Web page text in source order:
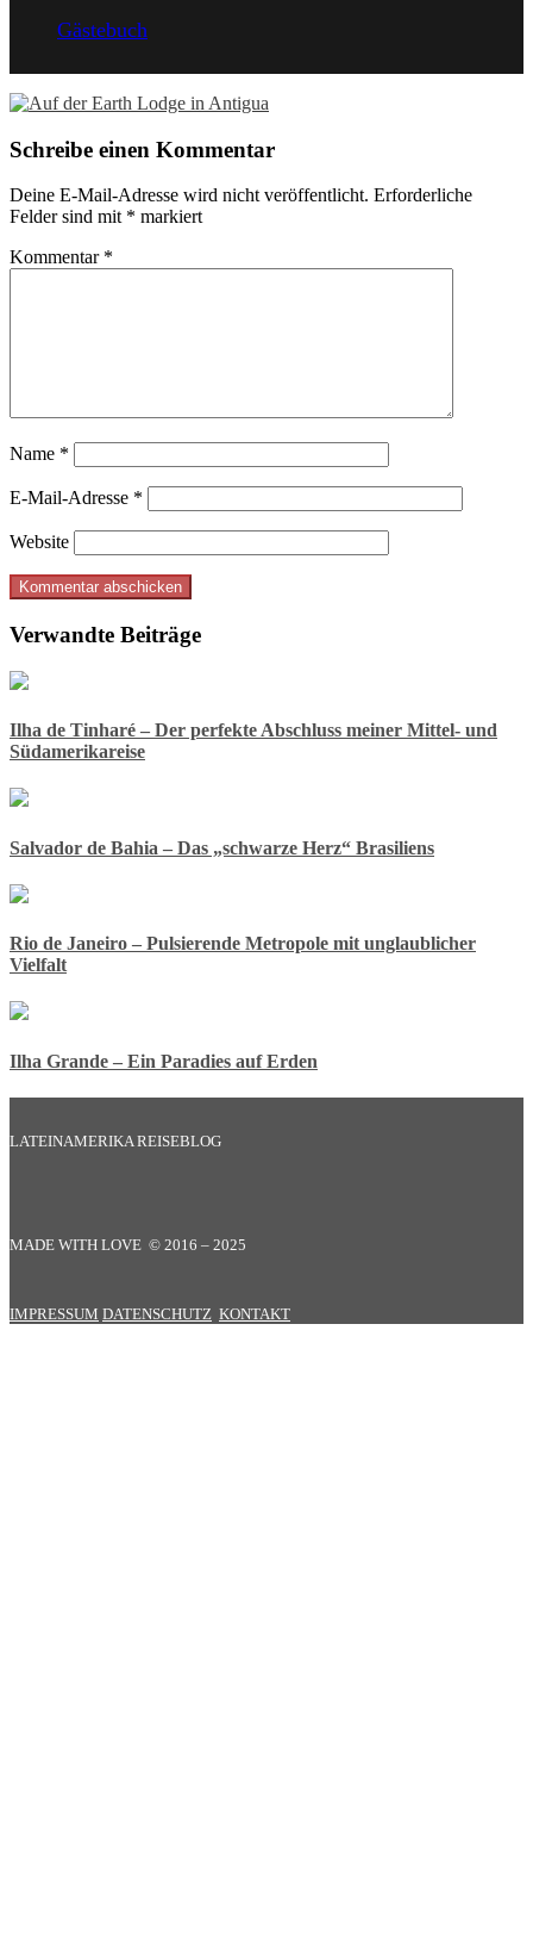
Gästebuch
Schreibe einen Kommentar
Deine E-Mail-Adresse wird nicht veröffentlicht. Erforderliche
Felder sind mit * markiert
Kommentar *
Name *
E-Mail-Adresse *
Website
Verwandte Beiträge
Ilha de Tinharé – Der perfekte Abschluss meiner Mittel- und
Südamerikareise
Salvador de Bahia – Das „schwarze Herz“ Brasiliens
Rio de Janeiro – Pulsierende Metropole mit unglaublicher
Vielfalt
Ilha Grande – Ein Paradies auf Erden
LATEINAMERIKA REISEBLOG
MADE WITH LOVE © 2016 – 2025
IMPRESSUM DATENSCHUTZ KONTAKT